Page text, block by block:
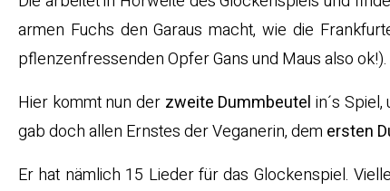
armen Fuchs den Garaus macht, wie die
pflenzenfressenden Opfer Gans und Maus also
Hier kommt nun der zweite Dummbeutel in´s
gab doch allen Ernstes der Veganerin, dem ersten
Er hat nämlich 15 Lieder für das Glockenspiel.